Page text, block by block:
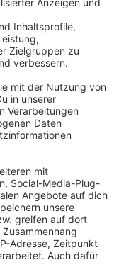
weiter an
sich rot